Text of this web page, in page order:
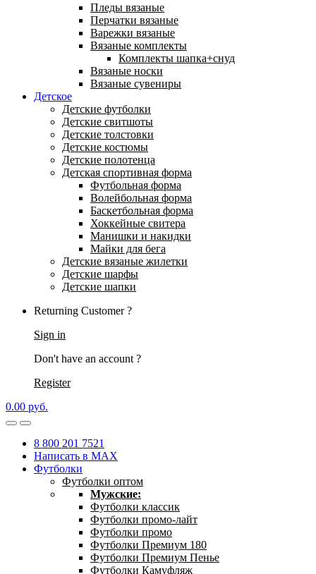
Пледы вязаные
Перчатки вязаные
Варежки вязаные
Вязаные комплекты
Комплекты шапка+снуд
Вязаные носки
Вязаные сувениры
Детское
Детские футболки
Детские свитшоты
Детские толстовки
Детские костюмы
Детские полотенца
Детская спортивная форма
Футбольная форма
Волейбольная форма
Баскетбольная форма
Хоккейные свитера
Манишки и накидки
Майки для бега
Детские вязаные жилетки
Детские шарфы
Детские шапки
Returning Customer ?
Sign in
Don't have an account ?
Register
0.00 руб.
8 800 201 7521
Написать в MAX
Футболки
Футболки оптом
Мужские:
Футболки классик
Футболки промо-лайт
Футболки промо
Футболки Премиум 180
Футболки Премиум Пенье
Футболки Камуфляж